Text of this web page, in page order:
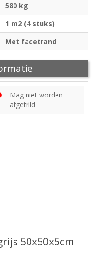
580 kg
1 m2 (4 stuks)
Met facetrand
Mag niet worden
afgetrild
50x50x5cm